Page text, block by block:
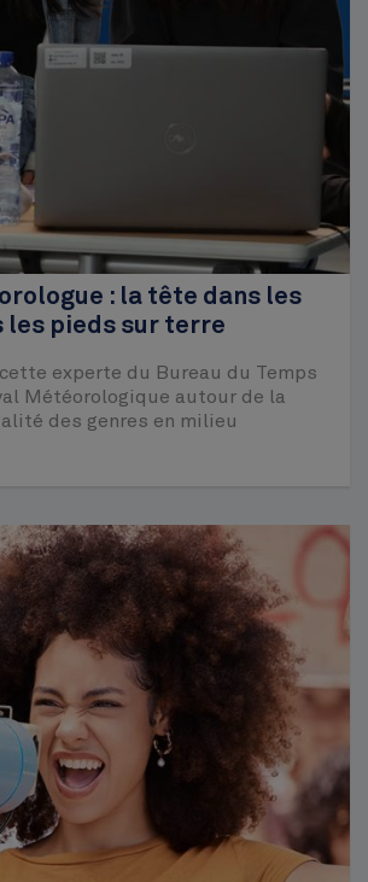
: la tête dans les
les pieds sur terre
experte du Bureau du Temps
Météorologique autour de la
des genres en milieu